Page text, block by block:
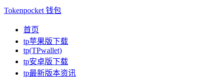
Tokenpocket 钱包
首页
tp苹果版下载
tp(TPwallet)
tp安卓版下载
tp最新版本资讯